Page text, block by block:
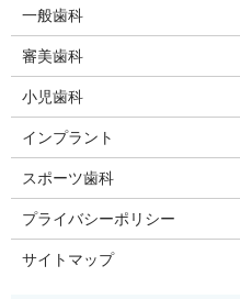
一般歯科
審美歯科
小児歯科
インプラント
スポーツ歯科
プライバシーポリシー
サイトマップ